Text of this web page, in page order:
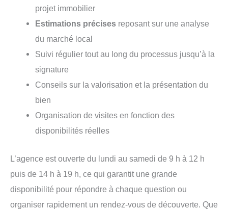
projet immobilier
Estimations précises reposant sur une analyse
du marché local
Suivi régulier tout au long du processus jusqu’à la
signature
Conseils sur la valorisation et la présentation du
bien
Organisation de visites en fonction des
disponibilités réelles
L’agence est ouverte du lundi au samedi de 9 h à 12 h
puis de 14 h à 19 h, ce qui garantit une grande
disponibilité pour répondre à chaque question ou
organiser rapidement un rendez-vous de découverte. Que